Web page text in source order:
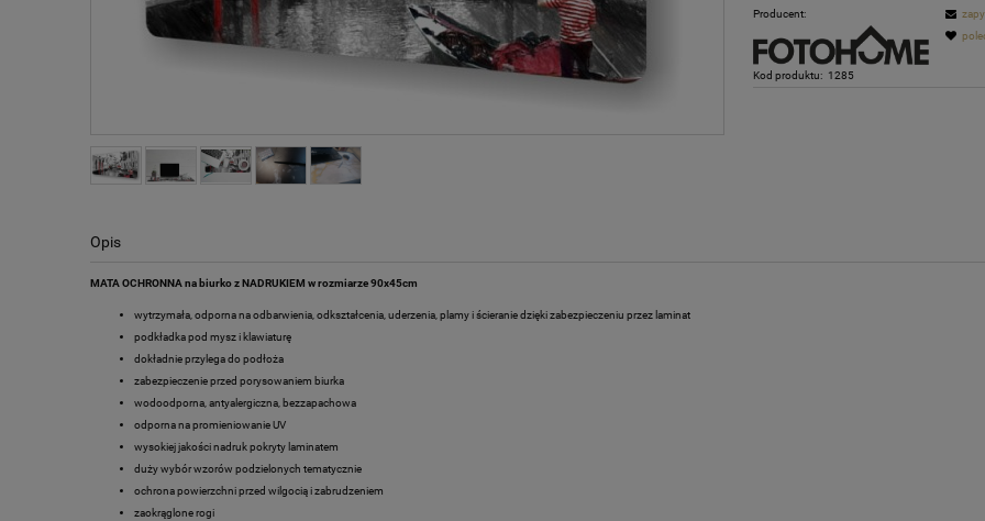
Producent:
Kod produktu: 1285
Opis
MATA OCHRONNA na biurko z NADRUKIEM w rozmiarze 90x45cm
wytrzymała, odporna na odbarwienia, odkształcenia, uderzenia, plamy i ścieranie dzięki zabezpieczeniu przez laminat
podkładka pod mysz i klawiaturę
dokładnie przylega do podłoża
zabezpieczenie przed porysowaniem biurka
wodoodporna, antyalergiczna, bezzapachowa
odporna na promieniowanie UV
wysokiej jakości nadruk pokryty laminatem
duży wybór wzorów podzielonych tematycznie
ochrona powierzchni przed wilgocią i zabrudzeniem
zaokrąglone rogi